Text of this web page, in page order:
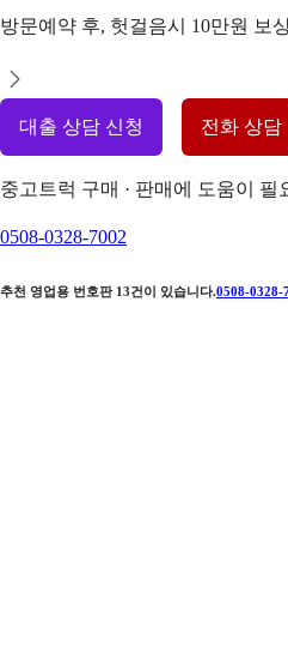
방문예약 후, 헛걸음시 10만원 보
대출 상담 신청 전화 상담
중고트럭 구매 · 판매에 도움이 필
0508-0328-7002
추천 영업용 번호판 13건이 있습니다.0508-0328-